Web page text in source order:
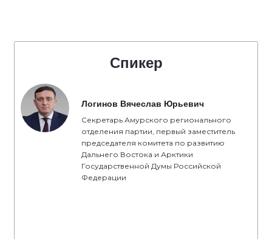
Спикер
Логинов Вячеслав Юрьевич
Секретарь Амурского регионального
отделения партии, первый заместитель
председателя комитета по развитию
Дальнего Востока и Арктики
Государственной Думы Российской
Федерации